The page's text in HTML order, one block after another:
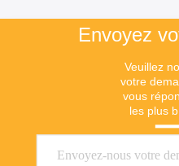
Envoyez
Veuillez
votre
vous
les plus